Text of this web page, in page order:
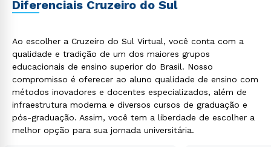
Diferenciais Cruzeiro do Sul
Ao escolher a Cruzeiro do Sul Virtual, você conta com a
qualidade e tradição de um dos maiores grupos
educacionais de ensino superior do Brasil. Nosso
compromisso é oferecer ao aluno qualidade de ensino com
métodos inovadores e docentes especializados, além de
infraestrutura moderna e diversos cursos de graduação e
pós-graduação. Assim, você tem a liberdade de escolher a
melhor opção para sua jornada universitária.